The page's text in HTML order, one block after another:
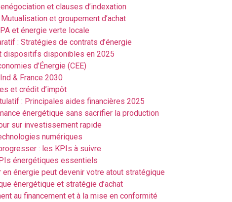
et clauses d’indexation
et groupement d’achat
et énergie verte locale
: Stratégies de contrats d’énergie
dispositifs disponibles en 2025
d’Énergie (CEE)
& France 2030
et crédit d’impôt
: Principales aides financières 2025
énergétique sans sacrifier la production
sur investissement rapide
numériques
: les KPIs à suivre
énergétiques essentiels
en énergie peut devenir votre atout stratégique
énergétique et stratégie d’achat
au financement et à la mise en conformité